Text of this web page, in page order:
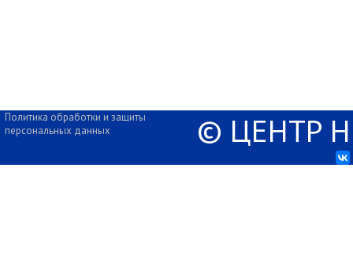
Политика обработки и защиты
персональных данных
© ЦЕНТР